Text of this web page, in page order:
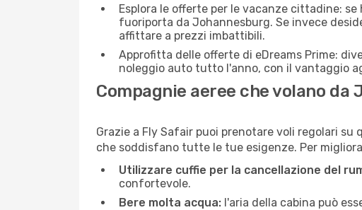
Esplora le offerte per le vacanze cittadine:
fuoriporta da Johannesburg. Se invece
affittare a prezzi imbattibili.
Approfitta delle offerte di eDreams Prime:
noleggio auto tutto l'anno, con il vantaggio
Compagnie aeree che volano
Grazie a Fly Safair puoi prenotare voli regolari
che soddisfano tutte le tue esigenze. Per
Utilizzare cuffie per la cancellazione del
confortevole.
Bere molta acqua: l'aria della cabina può